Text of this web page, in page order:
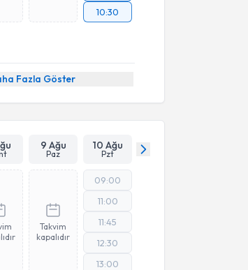
10:30
Fazla Göster
9 Ağu
Paz
10 Ağu
Pzt
Takvim
kapalıdır
09:00
11:00
11:45
12:30
13:00